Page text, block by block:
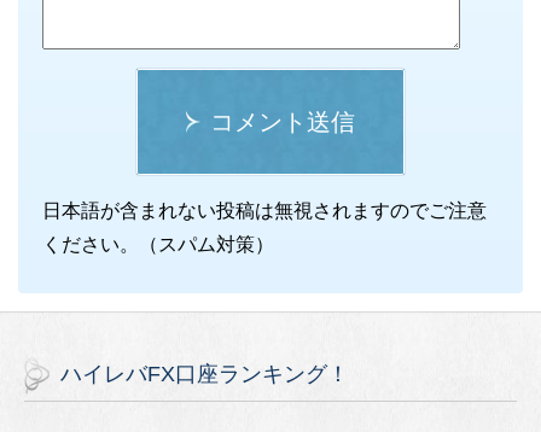
コメント送信
日本語が含まれない投稿は無視されますのでご注意
ください。（スパム対策）
ハイレバFX口座ランキング！